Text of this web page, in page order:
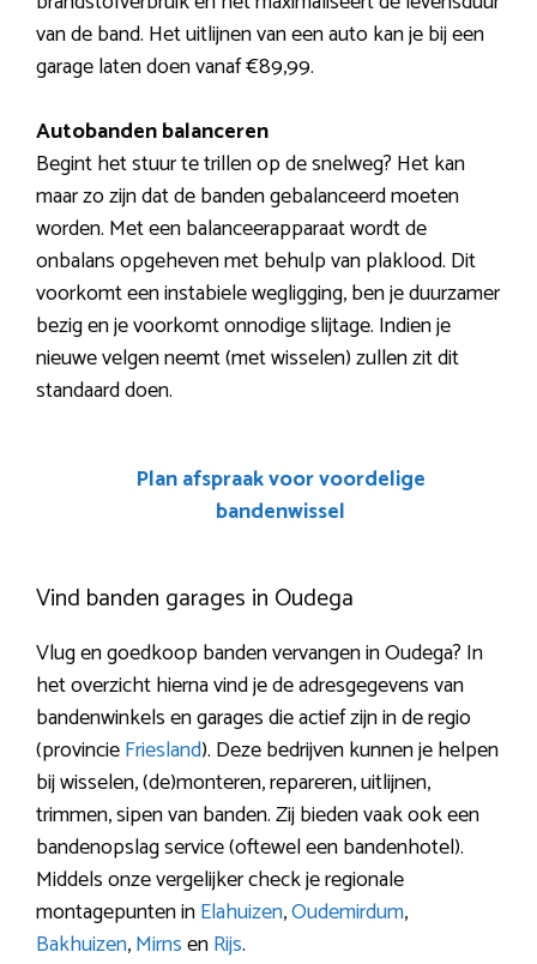
van de band. Het uitlijnen van een auto kan je bij een
garage laten doen vanaf €89,99.
Autobanden balanceren
Begint het stuur te trillen op de snelweg? Het kan
maar zo zijn dat de banden gebalanceerd moeten
worden. Met een balanceerapparaat wordt de
onbalans opgeheven met behulp van plaklood. Dit
voorkomt een instabiele wegligging, ben je duurzamer
bezig en je voorkomt onnodige slijtage. Indien je
nieuwe velgen neemt (met wisselen) zullen zit dit
standaard doen.
Plan afspraak voor voordelige
bandenwissel
Vind banden garages in Oudega
Vlug en goedkoop banden vervangen in Oudega? In
het overzicht hierna vind je de adresgegevens van
bandenwinkels en garages die actief zijn in de regio
(provincieFriesland). Deze bedrijven kunnen je helpen
bij wisselen, (de)monteren, repareren, uitlijnen,
trimmen, sipen van banden. Zij bieden vaak ook een
bandenopslag service (oftewel een bandenhotel).
Middels onze vergelijker check je regionale
montagepunten inElahuizen,Oudemirdum,
Bakhuizen,MirnsenRijs.